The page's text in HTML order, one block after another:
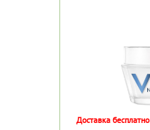
Доставка бесплатно